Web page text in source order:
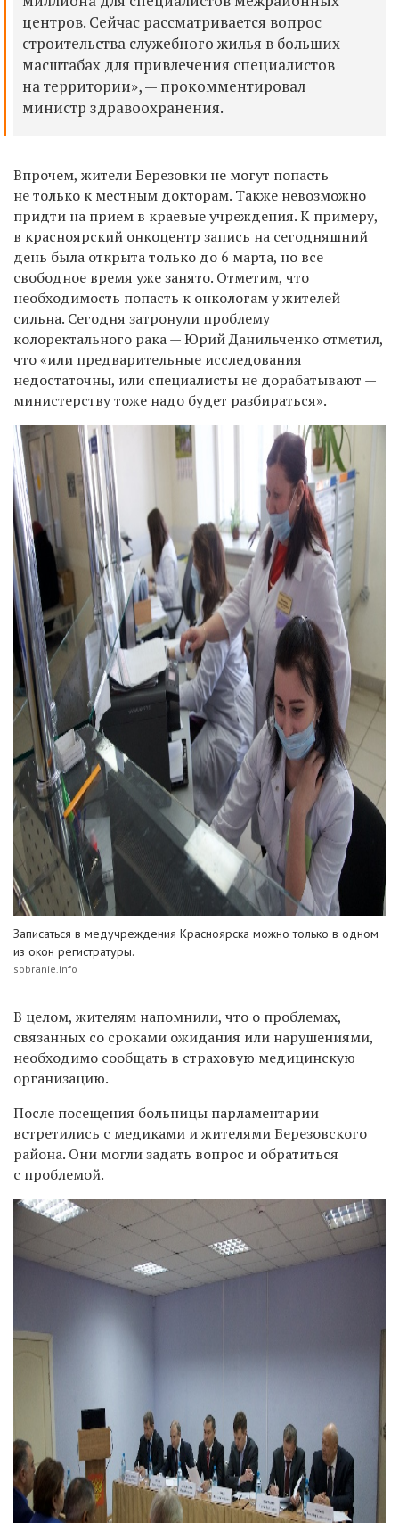
центров. Сейчас рассматривается вопрос
строительства служебного жилья в больших
масштабах для привлечения специалистов
на территории», — прокомментировал
министр здравоохранения.
Впрочем, жители Березовки не могут попасть
не только к местным докторам. Также невозможно
придти на прием в краевые учреждения. К примеру,
в красноярский онкоцентр запись на сегодняшний
день была открыта только до 6 марта, но все
свободное время уже занято. Отметим, что
необходимость попасть к онкологаму жителей
сильна. Сегодня затронули проблему
колоректального рака — Юрий Данильченко отметил,
что «или предварительные исследования
недостаточны, или специалисты не дорабатывают —
министерству тоже надо будет разбираться».
Записаться в медучреждения Красноярска можно только в одном
из окон регистратуры.
sobranie.info
В целом, жителям напомнили, что о проблемах,
связанных со сроками ожидания или нарушениями,
необходимо сообщать в страховую медицинскую
организацию.
После посещения больницы парламентарии
встретились с медиками и жителями Березовского
района. Они могли задать вопрос и обратиться
с проблемой.